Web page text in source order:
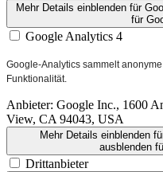
Mehr Details einblenden für
für
Google Analytics 4
Google-Analytics sammelt
Funktionalität.
Anbieter: Google Inc., 1600
View, CA 94043, USA
Mehr Details einblenden
ausblenden
Drittanbieter